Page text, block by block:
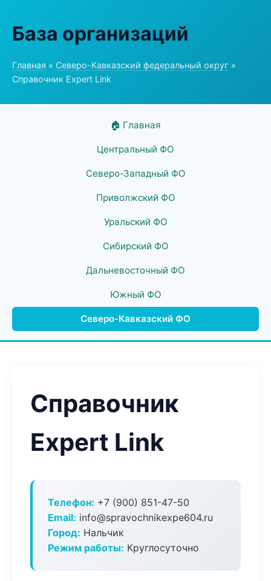
База организаций
Главная » Северо-Кавказский федеральный округ »
Справочник Expert Link
🏠 Главная
Центральный ФО
Северо-Западный ФО
Приволжский ФО
Уральский ФО
Сибирский ФО
Дальневосточный ФО
Южный ФО
Северо-Кавказский ФО
Справочник
Expert Link
Телефон: +7 (900) 851-47-50
Email: info@spravochnikexpe604.ru
Город: Нальчик
Режим работы: Круглосуточно